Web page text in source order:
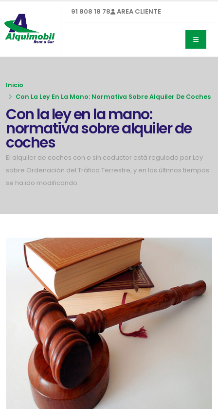
91 808 18 78 AREA CLIENTE
Inicio
Con La Ley En La Mano: Normativa Sobre Alquiler De Coches
Con la ley en la mano:
normativa sobre alquiler de
coches
El alquiler de coches con o sin coductor está regulado por Ley
sobre Ordenación del Tráfico Terrestre, y en los últimos tiempos
se ha ido modificando.